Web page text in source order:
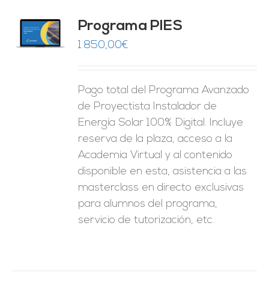
Programa PIES
1.850,00€
Pago total del Programa Avanzado
de Proyectista Instalador de
Energía Solar 100% Digital. Incluye
reserva de la plaza, acceso a la
Academia Virtual y al contenido
disponible en esta, asistencia a las
masterclass en directo exclusivas
para alumnos del programa,
servicio de tutorización, etc.